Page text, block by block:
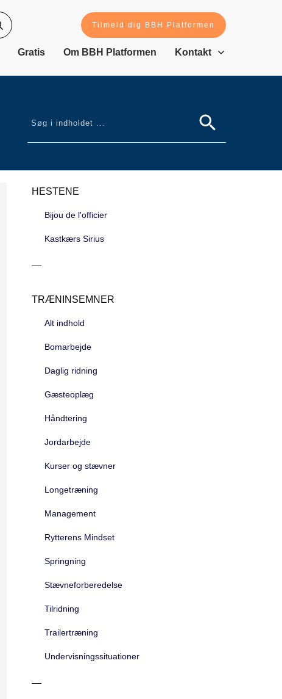
Tilmeld dig BBH Platformen
Gratis Om BBH Platformen Kontakt
HESTENE
Bijou de l'officier
Kastkærs Sirius
TRÆNINSEMNER
Alt indhold
Bomarbejde
Daglig ridning
Gæsteoplæg
Håndtering
Jordarbejde
Kurser og stævner
Longetræning
Management
Rytterens Mindset
Springning
Stævneforberedelse
Tilridning
Trailertræning
Undervisningssituationer